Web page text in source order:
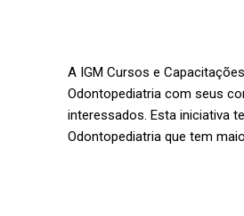
A IGM Cursos e
Odontopediatria com seus
interessados. Esta iniciativa
Odontopediatria que tem